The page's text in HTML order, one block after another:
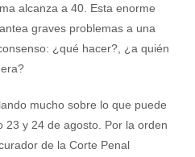
alcanza a 40. Esta enorme
graves problemas a una
¿qué hacer?, ¿a quién
mucho sobre lo que puede
23 y 24 de agosto. Por la orden
de la Corte Penal